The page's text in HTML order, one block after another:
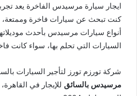
ايجار سيارة مرسيدس الفاخرة يعد
كنت تبحث عن سيارات فاخرة وممتعة،
أنواع سيارات مرسيدس بأحدث
السيارات التي تحلم بها، سواء كانت
شركة تورزم تورز لتأجير السيارات
مرسيدس بالسائق للإيجار في